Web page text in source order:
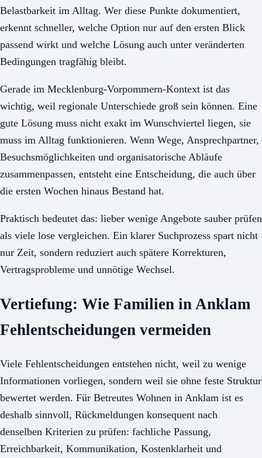
Belastbarkeit im Alltag. Wer diese Punkte dokumentiert,
erkennt schneller, welche Option nur auf den ersten Blick
passend wirkt und welche Lösung auch unter veränderten
Bedingungen tragfähig bleibt.
Gerade im Mecklenburg-Vorpommern-Kontext ist das
wichtig, weil regionale Unterschiede groß sein können. Eine
gute Lösung muss nicht exakt im Wunschviertel liegen, sie
muss im Alltag funktionieren. Wenn Wege, Ansprechpartner,
Besuchsmöglichkeiten und organisatorische Abläufe
zusammenpassen, entsteht eine Entscheidung, die auch über
die ersten Wochen hinaus Bestand hat.
Praktisch bedeutet das: lieber wenige Angebote sauber prüfen
als viele lose vergleichen. Ein klarer Suchprozess spart nicht
nur Zeit, sondern reduziert auch spätere Korrekturen,
Vertragsprobleme und unnötige Wechsel.
Vertiefung: Wie Familien in Anklam
Fehlentscheidungen vermeiden
Viele Fehlentscheidungen entstehen nicht, weil zu wenige
Informationen vorliegen, sondern weil sie ohne feste Struktur
bewertet werden. Für Betreutes Wohnen in Anklam ist es
deshalb sinnvoll, Rückmeldungen konsequent nach
denselben Kriterien zu prüfen: fachliche Passung,
Erreichbarkeit, Kommunikation, Kostenklarheit und